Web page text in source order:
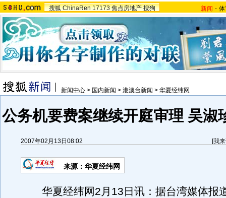
搜狐 ChinaRen 17173 焦点房地产 搜狗 新闻 -
新闻中心 > 国内新闻 > 港澳台新闻 > 华夏经纬网
公务机要费案继续开庭审理 吴淑
2007年02月13日08:02 [我
来源：华夏经纬网
华夏经纬网2月13日讯：据台湾媒体报